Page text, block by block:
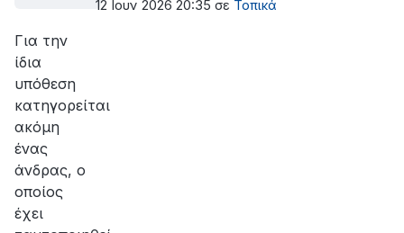
12 Ιουν 2026 20:35 σε Τοπικά
Για την
ίδια
υπόθεση
κατηγορείται
ακόμη
ένας
άνδρας, ο
οποίος
έχει